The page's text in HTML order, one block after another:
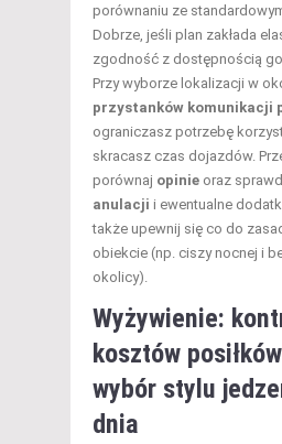
porównaniu ze
Dobrze, jeśli plan zakłada
zgodność z dostępnością
Przy wyborze lokalizacji w
przystanków komunikacji
ograniczasz potrzebę
skracasz czas dojazdów.
porównaj opinie oraz
anulacji i ewentualne
także upewnij się co do
obiekcie (np. ciszy nocnej i
okolicy).
Wyżywienie:
kosztów
wybór stylu
dnia